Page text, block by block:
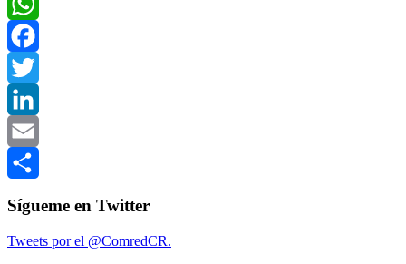
WhatsApp
Facebook
Twitter
LinkedIn
Email
Sígueme en Twitter
Tweets por el @ComredCR.